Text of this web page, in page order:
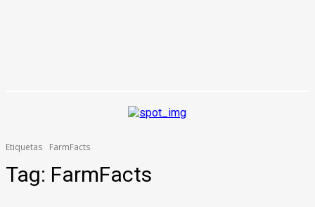
Etiquetas FarmFacts
Tag: FarmFacts